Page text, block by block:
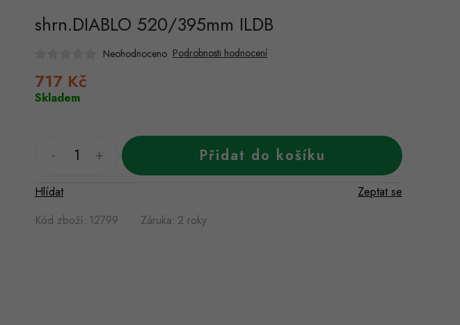
shrn.DIABLO 520/395mm ILDB
Neohodnoceno Podrobnosti hodnocení
717 Kč
Skladem
Přidat do košíku
Kód zboží: 12799 Záruka: 2 roky
Zeptat se
Hlídat